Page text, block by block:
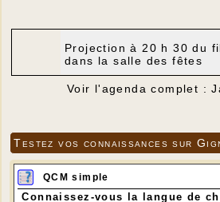
Projection à 20 h 30 du
dans la salle des fêtes
Voir l'agenda complet :
Testez vos connaissances sur
QCM simple
Connaissez-vous la langue de